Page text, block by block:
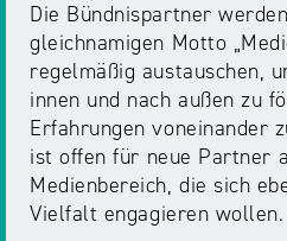
Desinformation
Medienvielfalt
am
Standort
NRW
Medienscouts
Convention
Medienversammlung
Preis
für
Kontakt
&
Anfahrt
Die Bündnispartner
gleichnamigen Motto
regelmäßig austauschen,
innen und nach außen zu
Erfahrungen voneinander
ist offen für neue Partner
Medienbereich, die sich
Vielfalt engagieren wollen.